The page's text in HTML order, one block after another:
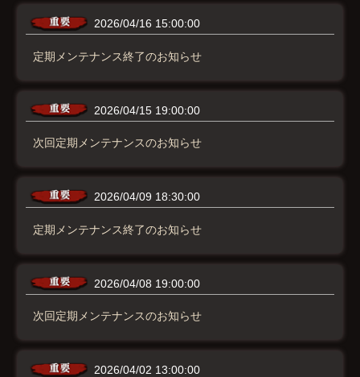
2026/04/16 15:00:00
定期メンテナンス終了のお知らせ
2026/04/15 19:00:00
次回定期メンテナンスのお知らせ
2026/04/09 18:30:00
定期メンテナンス終了のお知らせ
2026/04/08 19:00:00
次回定期メンテナンスのお知らせ
2026/04/02 13:00:00